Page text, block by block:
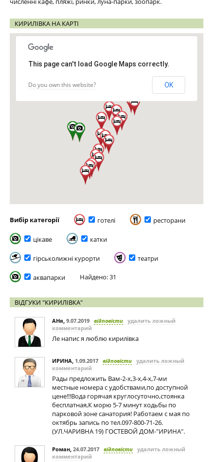
КИРИЛІВКА НА КАРТІ
This page can't load Google Maps correctly.
Do you own this website? OK
Вибір категорії готелі ресторани
цікаве катки
гірськолижні курорти театри
аквапарки Найдено: 31
ВІДГУКИ "КИРИЛІВКА"
АНя, 9.07.2019 відповісти удалить ложный
комментарий
Ле напис я люблю кирилівка
ИРИНА, 1.09.2017 відповісти удалить ложный
комментарий
Рады предложить Вам-2-х,3-х,4-х,7-ми
местные номера с удобствами,по доступной
цене!!!Вода горячая круглосуточно,стоянка
бесплатная,К морю 5-7 минут ходьбы по
парковой зоне санатория! Работаем с мая по
октябрь запись по тел.097-800-71-26.
(УЛ.ЧАРИВНА 19) ГОСТЕВОЙ ДОМ-"ИРИНА".
Роман, 24.07.2017 відповісти удалить ложный
комментарий